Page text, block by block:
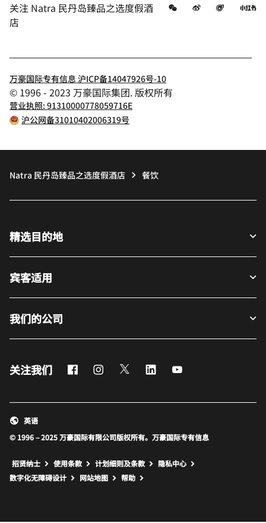
关注 Natra 民丹岛臻品之选度假酒
店
微信 微博 飞猪
万豪国际专有信息 沪ICP备14047926号-10
© 1996 - 2023 万豪国际集团. 版权所有
营业执照: 91310000778059716E
沪公网备31010402006319号
Natra 民丹岛臻品之选度假酒店 餐饮
精选目的地
宾客适用
我们的公司
关注我们 FacebookInstagram
Twitter LinkedIn
© 1996 – 2025 万豪国际有限公司版权所有。万豪国际专有信息
英语
招贤纳士 使用条款 计划细则及条款
隐私中心
数字化无障碍设计
网站地图 打开新窗口
帮助